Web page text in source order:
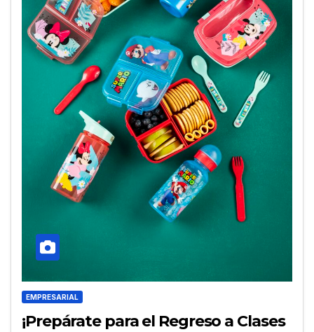
EMPRESARIAL
¡Prepárate para el Regreso a Clases